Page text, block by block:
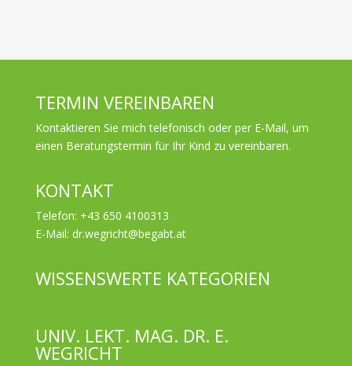
TERMIN VEREINBAREN
Kontaktieren Sie mich telefonisch oder per E-Mail, um
einen Beratungstermin für Ihr Kind zu vereinbaren.
KONTAKT
Telefon: +43 650 4100313
E-Mail: dr.wegricht@begabt.at
WISSENSWERTE KATEGORIEN
UNIV. LEKT. MAG. DR. E.
WEGRICHT